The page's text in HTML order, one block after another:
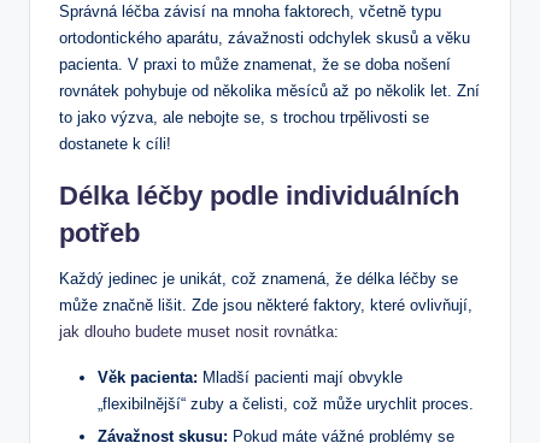
Správná léčba závisí na mnoha faktorech, včetně typu
ortodontického aparátu, závažnosti odchylek skusů a věku
pacienta. V praxi to může znamenat, že se doba nošení
rovnátek pohybuje od několika měsíců až po několik let. Zní
to jako výzva, ale nebojte se, s trochou trpělivosti se
dostanete k cíli!
Délka léčby podle individuálních
potřeb
Každý jedinec je unikát, což znamená, že délka léčby se
může značně lišit. Zde jsou některé faktory, které ovlivňují,
jak dlouho budete muset nosit rovnátka:
Věk pacienta: Mladší pacienti mají obvykle
„flexibilnější“ zuby a čelisti, což může urychlit proces.
Závažnost skusu: Pokud máte vážné problémy se